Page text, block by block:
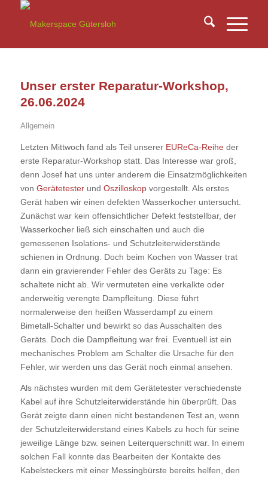
Unser erster Reparatur-Workshop,
26.06.2024
Allgemein
Letzten Mittwoch fand als Teil unserer EUReCa-Reiheder
erste Reparatur-Workshop statt. Das Interesse war groß,
denn Josef hat uns unter anderem die Einsatzmöglichkeiten
von Gerätetesterund Oszilloskopvorgestellt. Als erstes
Gerät haben wir einen defekten Wasserkocher untersucht.
Zunächst war kein offensichtlicher Defekt feststellbar, der
Wasserkocher ließ sich einschalten und auch die
gemessenen Isolations- und Schutzleiterwiderstände
schienen in Ordnung. Doch beim Kochen von Wasser trat
dann ein gravierender Fehler des Geräts zu Tage: Es
schaltete nicht ab. Wir vermuteten eine verkalkte oder
anderweitig verengte Dampfleitung. Diese führt
normalerweise den heißen Wasserdampf zu einem
Bimetall-Schalter und bewirkt so das Ausschalten des
Geräts. Doch die Dampfleitung war frei. Eventuell ist ein
mechanisches Problem am Schalter die Ursache für den
Fehler, wir werden uns das Gerät noch einmal ansehen.
Als nächstes wurden mit dem Gerätetester verschiedenste
Kabel auf ihre Schutzleiterwiderstände hin überprüft. Das
Gerät zeigte dann einen nicht bestandenen Test an, wenn
der Schutzleiterwiderstand eines Kabels zu hoch für seine
jeweilige Länge bzw. seinen Leiterquerschnitt war. In einem
solchen Fall konnte das Bearbeiten der Kontakte des
Kabelsteckers mit einer Messingbürste bereits helfen, den